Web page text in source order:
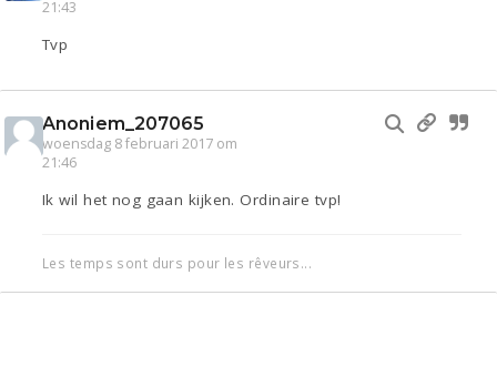
21:43
Tvp
Anoniem_207065
woensdag 8 februari 2017 om
21:46
Ik wil het nog gaan kijken. Ordinaire tvp!
Les temps sont durs pour les rêveurs...